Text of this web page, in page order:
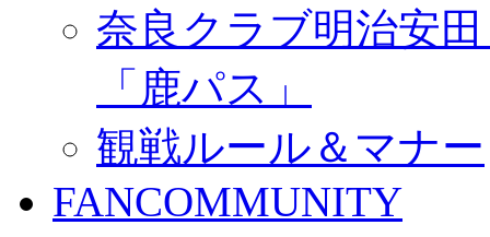
奈良クラブ明治安
「鹿パス」
観戦ルール＆マナー
FANCOMMUNITY